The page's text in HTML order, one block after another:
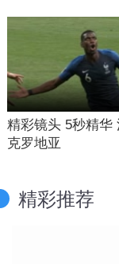
精彩镜头 5秒精华
克罗地亚
精彩推荐